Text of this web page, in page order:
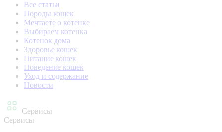
Все статьи
Породы кошек
Мечтаете о котенке
Выбираем котенка
Котенок дома
Здоровье кошек
Питание кошек
Поведение кошек
Уход и содержание
Новости
Сервисы
Сервисы